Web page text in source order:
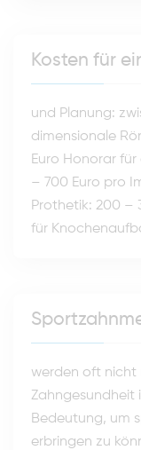
Kosten für
und Planung:
dimensionale
Euro Honorar
– 700 Euro pro
Prothetik: 200 –
für
werden oft nicht
Zahngesundheit
Bedeutung, um
erbringen zu